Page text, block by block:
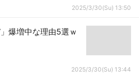
2025/3/30(Su) 13:50
爆増中な理由5選ｗ
2025/3/30(Su) 13:44